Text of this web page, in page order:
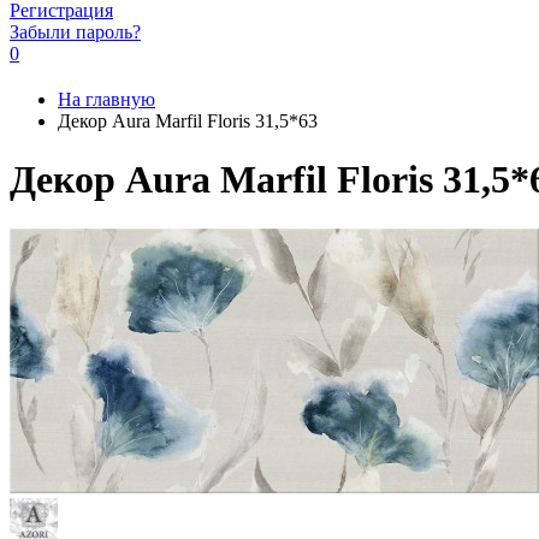
Регистрация
Забыли пароль?
0
На главную
Декор Aura Marfil Floris 31,5*63
Декор Aura Marfil Floris